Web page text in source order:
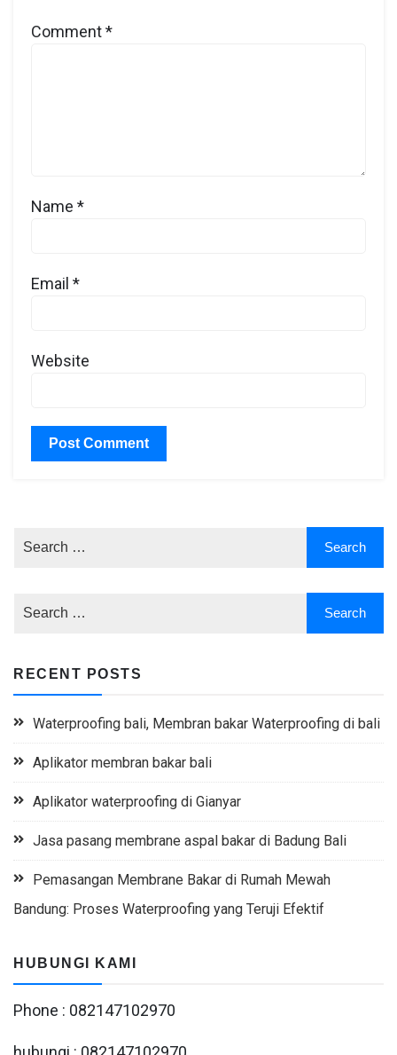
Comment*
Name *
Email *
Website
RECENT POSTS
Waterproofing bali, Membran bakar Waterproofing di bali
Aplikator membran bakar bali
Aplikator waterproofing di Gianyar
Jasa pasang membrane aspal bakar di Badung Bali
Pemasangan Membrane Bakar di Rumah Mewah
Bandung: Proses Waterproofing yang Teruji Efektif
HUBUNGI KAMI
Phone : 082147102970